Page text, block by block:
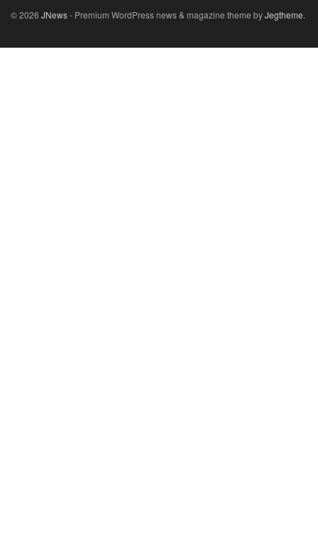
© 2026 JNews- Premium WordPress news & magazine theme byJegtheme.